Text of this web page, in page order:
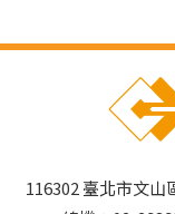
116302 臺北市文